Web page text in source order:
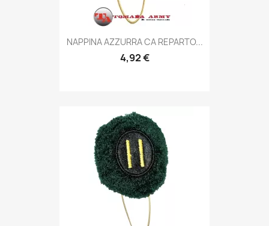
Anteprima
NAPPINA AZZURRA CA REPARTO...
4,92 €